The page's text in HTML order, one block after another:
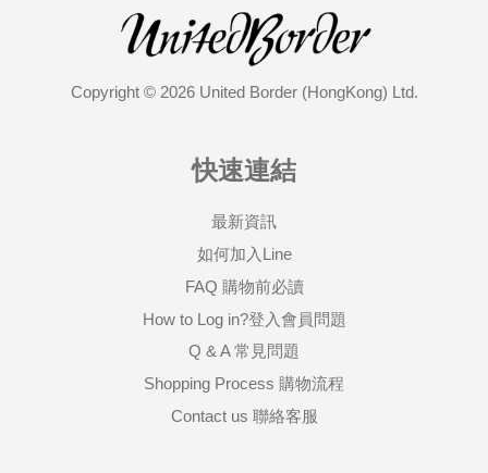
Copyright © 2026 United Border (HongKong) Ltd.
快速連結
最新資訊
如何加入Line
FAQ 購物前必讀
How to Log in?登入會員問題
Q & A 常見問題
Shopping Process 購物流程
Contact us 聯絡客服